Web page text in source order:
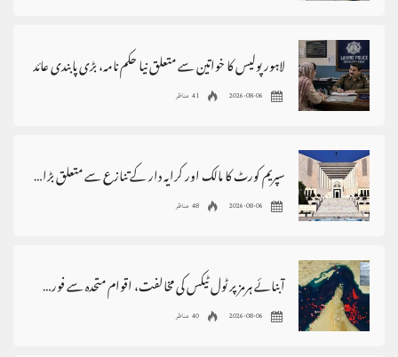
لاہور پولیس کا خواتین سے متعلق نیا حکم نامہ، بڑی پابندی عائد
2026-08-06 41 مناظر
سپریم کورٹ کا مالک اور کرایہ دار کے تنازع سے متعلق بڑا فیصلہ
2026-08-06 48 مناظر
آبنائے ہرمز پر ٹول ٹیکس کی مخالفت، اقوام متحدہ سے فوری مداخلت کا مطالبہ
2026-08-06 40 مناظر